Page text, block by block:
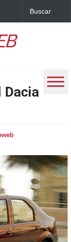
Dacia